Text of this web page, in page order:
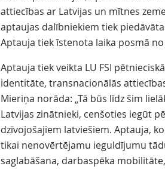
attiecības ar Latvijas un mītnes
aptaujas dalībniekiem tiek
Aptauja tiek īstenota laika posmā
Aptauja tiek veikta LU FSI
identitāte, transnacionālās
Mieriņa norāda: „Tā būs līdz šim
Latvijas zinātnieki, cenšoties iegūt
dzīvojošajiem latviešiem. Aptauja,
tikai nenovērtējamu ieguldījumu
saglabāšana, darbaspēka